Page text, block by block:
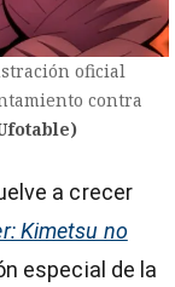
oficial
contra
a crecer
Kimetsu no
especial de la